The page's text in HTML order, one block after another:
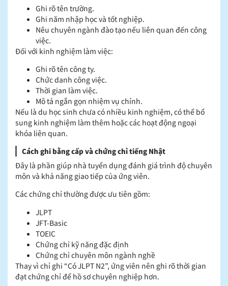
Ghi rõ tên trường.
Ghi năm nhập học và tốt nghiệp.
Nêu chuyên ngành đào tạo nếu liên quan đến công
việc.
Đối với kinh nghiệm làm việc:
Ghi rõ tên công ty.
Chức danh công việc.
Thời gian làm việc.
Mô tả ngắn gọn nhiệm vụ chính.
Nếu là du học sinh chưa có nhiều kinh nghiệm, có thể bổ
sung kinh nghiệm làm thêm hoặc các hoạt động ngoại
khóa liên quan.
Cách ghi bằng cấp và chứng chỉ tiếng Nhật
Đây là phần giúp nhà tuyển dụng đánh giá trình độ chuyên
môn và khả năng giao tiếp của ứng viên.
Các chứng chỉ thường được ưu tiên gồm:
JLPT
JFT-Basic
TOEIC
Chứng chỉ kỹ năng đặc định
Chứng chỉ chuyên môn ngành nghề
Thay vì chỉ ghi “Có JLPT N2”, ứng viên nên ghi rõ thời gian
đạt chứng chỉ để hồ sơ chuyên nghiệp hơn.